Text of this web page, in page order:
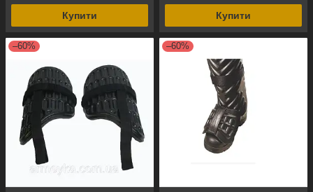
Купити Купити
–60% –60%